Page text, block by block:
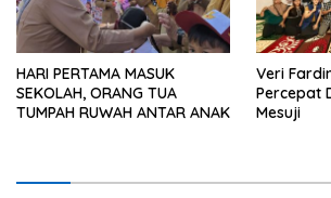
HARI PERTAMA MASUK
SEKOLAH, ORANG TUA
TUMPAH RUWAH ANTAR ANAK
Veri
Percepat
Mesuji